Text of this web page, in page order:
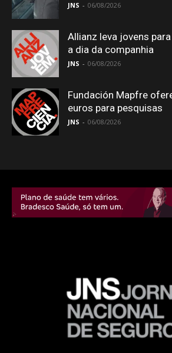
JNS - 06/08/2026
Allianz leva jovens
a dia da companhia
JNS - 06/08/2026
Fundación Mapfre
euros para pesquisas
JNS - 06/08/2026